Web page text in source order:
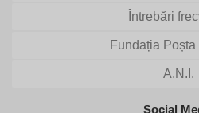
Întrebări
Fundația
A.N.I.
Social